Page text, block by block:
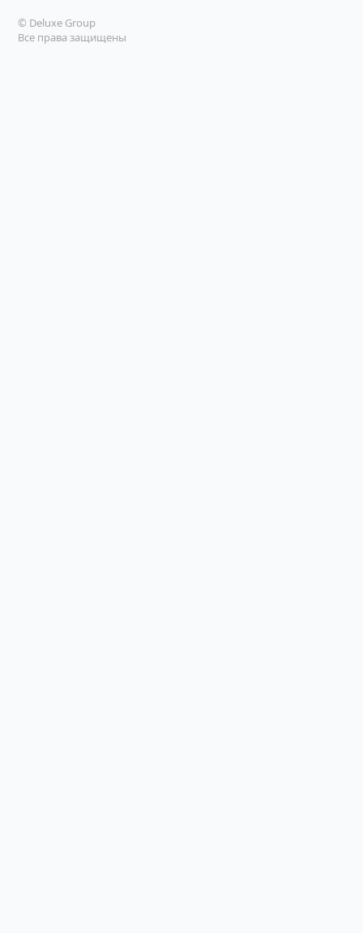
© Deluxe Group
Все права защищены